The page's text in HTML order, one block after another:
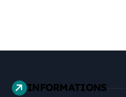
INFORMATIONS